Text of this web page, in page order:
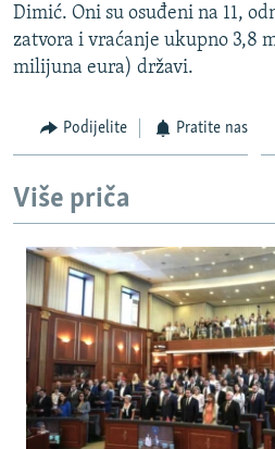
SVE KARTE DEJTONA
NASTANAK I RASPAD JUGOSLAVIJE
Dimić. Oni su osuđeni na 11,
zatvora i vraćanje ukupno 3,8
milijuna eura) državi.
Podijelite Pratite nas
Više priča